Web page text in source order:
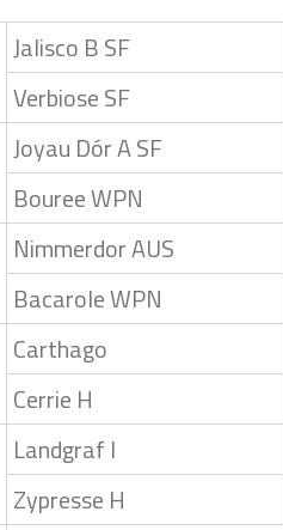
Jalisco B SF
Verbiose SF
Joyau Dór A SF
Bouree WPN
Nimmerdor AUS
Bacarole WPN
Carthago
Cerrie H
Landgraf I
Zypresse H